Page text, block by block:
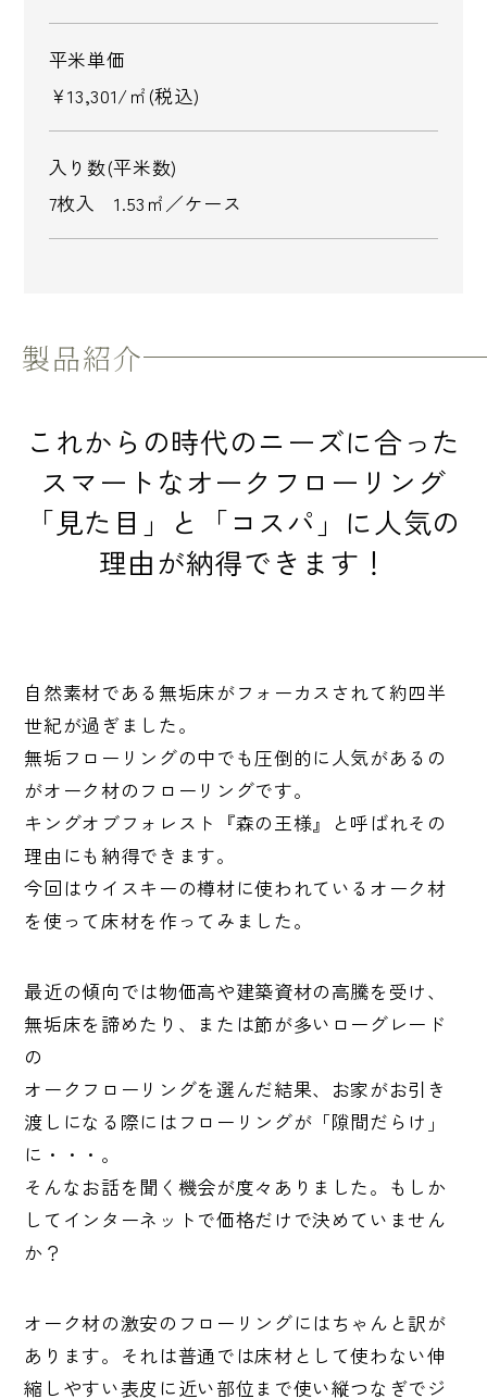
平米単価
￥13,301/㎡(税込)
入り数(平米数)
7枚入 1.53㎡／ケース
製品紹介
これからの時代のニーズに合った
スマートなオークフローリング
「見た目」と「コスパ」に人気の
理由が納得できます！
自然素材である無垢床がフォーカスされて約四半
世紀が過ぎました。
無垢フローリングの中でも圧倒的に人気があるの
がオーク材のフローリングです。
キングオブフォレスト『森の王様』と呼ばれその
理由にも納得できます。
今回はウイスキーの樽材に使われているオーク材
を使って床材を作ってみました。
最近の傾向では物価高や建築資材の高騰を受け、
無垢床を諦めたり、または節が多いローグレード
の
オークフローリングを選んだ結果、お家がお引き
渡しになる際にはフローリングが「隙間だらけ」
に・・・。
そんなお話を聞く機会が度々ありました。もしか
してインターネットで価格だけで決めていません
か？
オーク材の激安のフローリングにはちゃんと訳が
あります。それは普通では床材として使わない伸
縮しやすい表皮に近い部位まで使い縦つなぎでジ